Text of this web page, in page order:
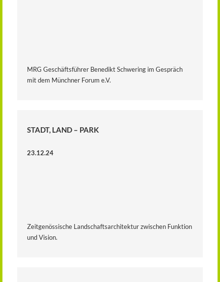
MRG Geschäftsführer Benedikt Schwering im Gespräch
mit dem Münchner Forum e.V.
STADT, LAND – PARK
23.12.24
Zeitgenössische Landschaftsarchitektur zwischen Funktion
und Vision.